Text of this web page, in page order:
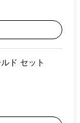
ド セット